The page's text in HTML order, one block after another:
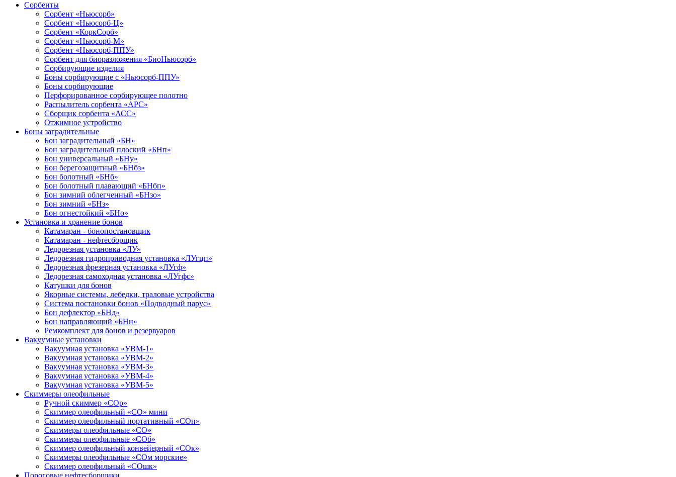
Сорбенты
Сорбент «Ньюсорб»
Сорбент «Ньюсорб-Ц»
Сорбент «КоркСорб»
Сорбент «Ньюсорб-М»
Сорбент «Ньюсорб-ППУ»
Сорбент для биоразложения «БиоНьюсорб»
Сорбирующие изделия
Боны сорбирующие с «Ньюсорб-ППУ»
Боны сорбирующие
Перфорированное сорбирующее полотно
Распылитель сорбента «АРС»
Сборщик сорбента «АСС»
Отжимное устройство
Боны заградительные
Бон заградительный «БН»
Бон заградительный плоский «БНп»
Бон универсальный «БНу»
Бон берегозащитный «БНбз»
Бон болотный «БНб»
Бон болотный плавающий «БНбп»
Бон зимний облегченный «БНзо»
Бон зимний «БНз»
Бон огнестойкий «БНо»
Установка и хранение бонов
Катамаран - бонопостановщик
Катамаран - нефтесборщик
Ледорезная установка «ЛУ»
Ледорезная гидроприводная установка «ЛУгцп»
Ледорезная фрезерная установка «ЛУгф»
Ледорезная самоходная установка «ЛУгфс»
Катушки для бонов
Якорные системы, лебедки, траловые устройства
Система постановки бонов «Подводный парус»
Бон дефлектор «БНд»
Бон направляющий «БНн»
Ремкомплект для бонов и резервуаров
Вакуумные установки
Вакуумная установка «УВМ-1»
Вакуумная установка «УВМ-2»
Вакуумная установка «УВМ-3»
Вакуумная установка «УВМ-4»
Вакуумная установка «УВМ-5»
Скиммеры олеофильные
Ручной скиммер «СОр»
Скиммер олеофильный «СО» мини
Скиммер олеофильный портативный «СОп»
Скиммеры олеофильные «СО»
Скиммеры олеофильные «СОб»
Скиммер олеофильный конвейерный «СОк»
Скиммеры олеофильные «СОм морские»
Скиммер олеофильный «СОшк»
Пороговые нефтесборщики